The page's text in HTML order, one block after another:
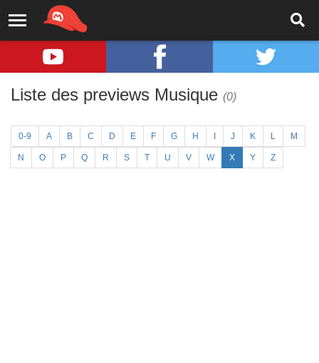
Liste des previews Musique (0)
0-9 A B C D E F G H J K L M
N O P Q R S T U V W X Y Z